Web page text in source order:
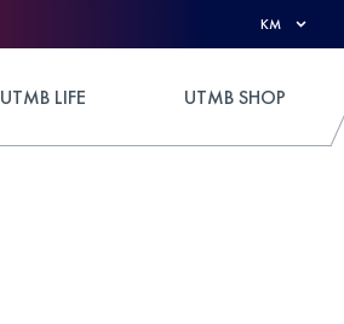
KM
UTMB LIFE UTMB SHOP